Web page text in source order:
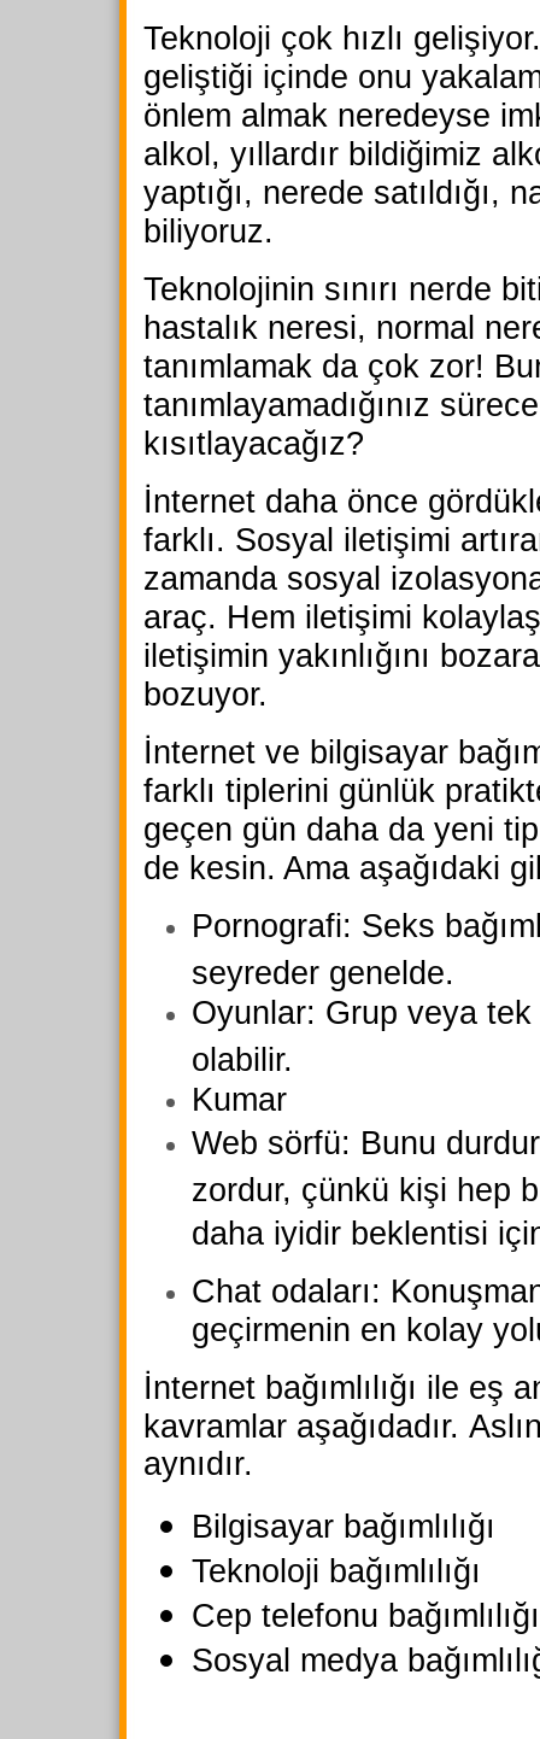
Teknoloji çok hızlı
geliştiği içinde onu
önlem almak neredeyse
alkol, yıllardır bildiğimiz
yaptığı, nerede satıldığı,
biliyoruz.
Teknolojinin sınırı nerde
hastalık neresi, normal
tanımlamak da çok zor!
tanımlayamadığınız
kısıtlayacağız?
İnternet daha önce
farklı. Sosyal iletişimi
zamanda sosyal
araç. Hem iletişimi
iletişimin yakınlığını
bozuyor.
İnternet ve bilgisayar
farklı tiplerini günlük
geçen gün daha da yeni
de kesin. Ama aşağıdaki
Pornografi: Seks
seyreder genelde.
Oyunlar: Grup veya
olabilir.
Kumar
Web sörfü: Bunu
zordur, çünkü kişi hep
daha iyidir beklentisi
Chat odaları:
geçirmenin en kolay
İnternet bağımlılığı ile eş
kavramlar aşağıdadır.
aynıdır.
Bilgisayar bağımlılığı
Teknoloji bağımlılığı
Cep telefonu bağımlılığı
Sosyal medya